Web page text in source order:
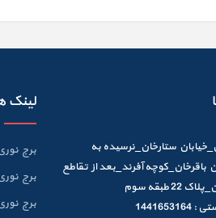
ستارخان_نرسیده به
باقرخان_کوچه آفرند_بعد از تقاطع
22 طبقه سوم
لینک
برج نوری 6
برج نوری 9
برج نوری 12